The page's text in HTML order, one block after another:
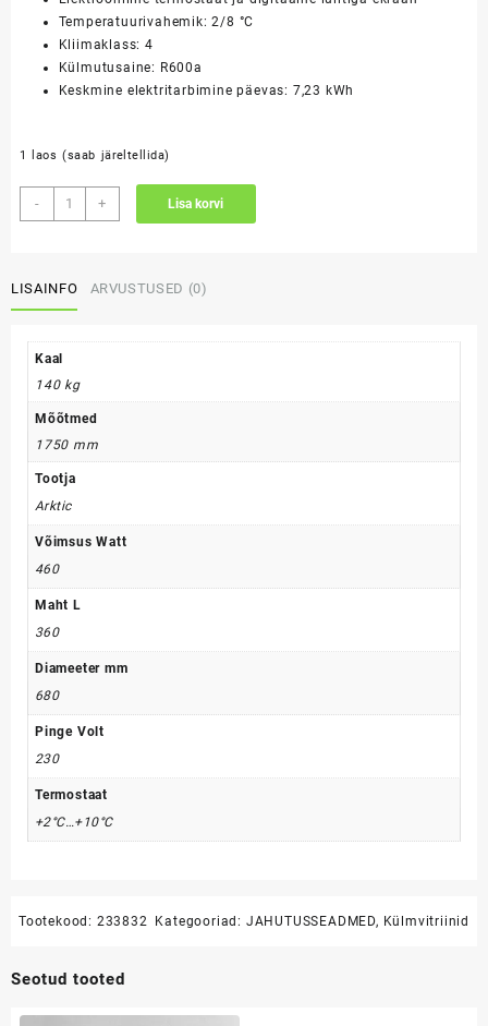
Temperatuurivahemik: 2/8 °C
Kliimaklass: 4
Külmutusaine: R600a
Keskmine elektritarbimine päevas: 7,23 kWh
1 laos (saab järeltellida)
-
Külmvitriin
360L
+ Lisa korvi
LISAINFO ARVUSTUSED (0)
Kaal
140 kg
Mõõtmed
1750 mm
Tootja
Arktic
Võimsus Watt
460
Maht L
360
Diameeter mm
680
Pinge Volt
230
Termostaat
+2°C…+10°C
Tootekood: 233832 Kategooriad: JAHUTUSSEADMED, Külmvitriinid
Seotud tooted